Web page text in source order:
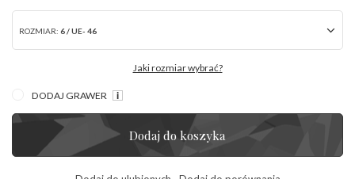
ROZMIAR: 6 / UE- 46
Jaki rozmiar wybrać?
DODAJ GRAWER
Dodaj do koszyka